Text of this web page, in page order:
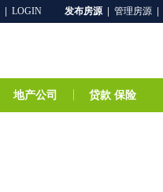
LOGIN 发布房源 管理房源
地产公司 贷款 保险